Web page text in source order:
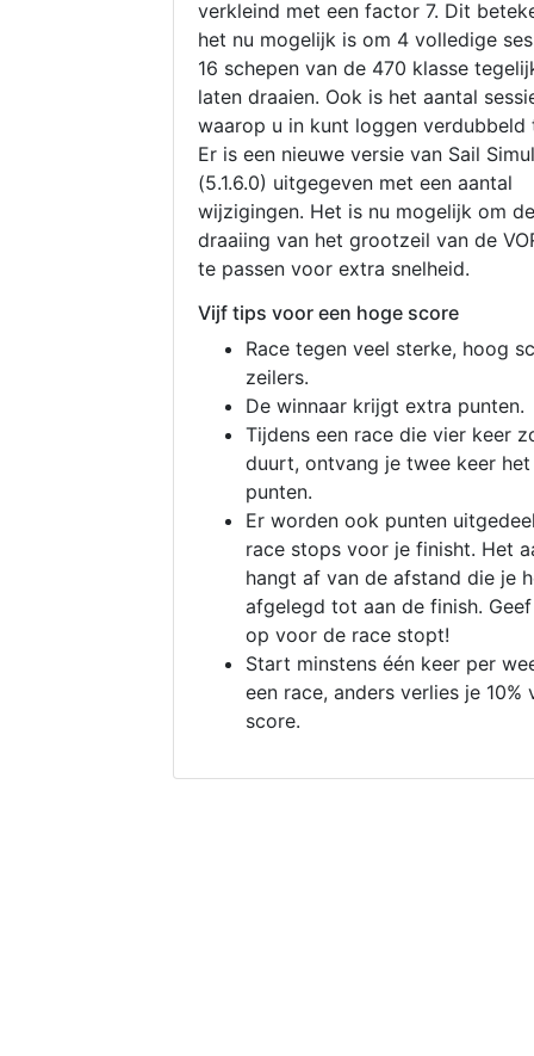
verkleind met een factor 7. Dit
het nu mogelijk is om 4 volledige
16 schepen van de 470 klasse
laten draaien. Ook is het aantal
waarop u in kunt loggen verdubbeld
Er is een nieuwe versie van Sail
(5.1.6.0) uitgegeven met een aantal
wijzigingen. Het is nu mogelijk om de
draaiing van het grootzeil van de
te passen voor extra snelheid.
Vijf tips voor een hoge score
Race tegen veel sterke, hoog
zeilers.
De winnaar krijgt extra punten.
Tijdens een race die vier keer
duurt, ontvang je twee keer
punten.
Er worden ook punten
race stops voor je finisht. Het
hangt af van de afstand die je
afgelegd tot aan de finish.
op voor de race stopt!
Start minstens één keer per
een race, anders verlies je 10%
score.